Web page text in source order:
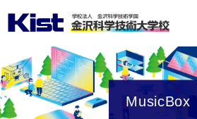
MusicBox